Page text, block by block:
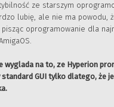
ze starszym
lubię, ale nie ma powodu,
pisząc oprogramowanie dla
wyglada na to, ze Hyperion
GUI tylko dlatego, że